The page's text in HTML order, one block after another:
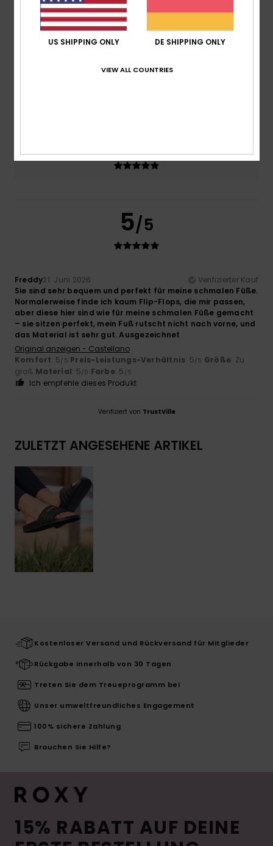
Preis-Leistungs-Verhältnis
5.0
5/5
Freddy21. Juni 2026
Verifizierter Kauf
Sie sind sehr bequem und perfekt für meine schmalen Füße.
Normalerweise finde ich kaum Flip-Flops, die mir passen,
aber diese hier sind wie für meine schmalen Füße gemacht
– sie sitzen perfekt, mein Fuß rutscht nicht nach vorne, und
das Material ist sehr gut. Ausgezeichnet
Original anzeigen - Castellano
Komfort: 5/5 Preis-Leistungs-Verhältnis: 5/5 Größe: Zu
groß Material: 5/5 Farbe: 5 /5
Ich empfehle dieses Produkt
Verifiziert von TrustVille
ZULETZT ANGESEHENE ARTIKEL
Kostenloser Versand und Rückversand für Mitglieder
Rückgabe innerhalb von 30 Tagen
Treten Sie dem Treueprogramm bei
Unser umweltfreundliches Engagement
100% sichere Zahlung
Brauchen Sie Hilfe?
15% RABATT AUF DEINE
US SHIPPING ONLY DE SHIPPING ONLY
VIEW ALL COUNTRIES